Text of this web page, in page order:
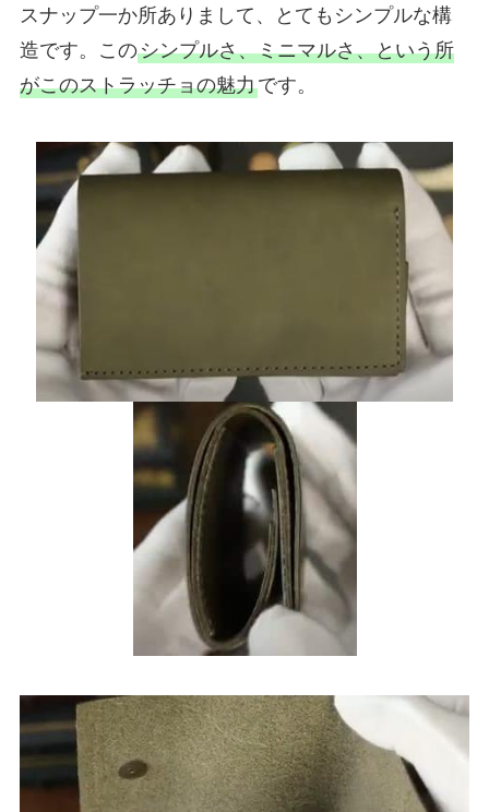
スナップ一か所ありまして、とてもシンプルな構
造です。このシンプルさ、ミニマルさ、という所
がこのストラッチョの魅力です。